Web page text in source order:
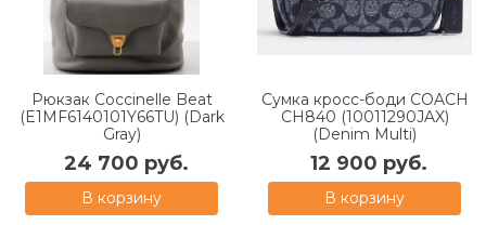
Рюкзак Coccinelle Beat
(E1MF6140101Y66TU) (Dark
Gray)
24 700 руб.
В корзину
Сумка кросс-боди COACH
CH840 (10011290JAX)
(Denim Multi)
12 900 руб.
В корзину